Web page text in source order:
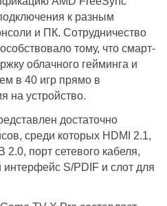
к разным
и ПК. Сотрудничество
тому, что смарт-
облачного гейминга и
в 40 игр прямо в
на устройство.
достаточно
среди которых HDMI 2.1,
порт сетевого кабеля,
S/PDIF и слот для